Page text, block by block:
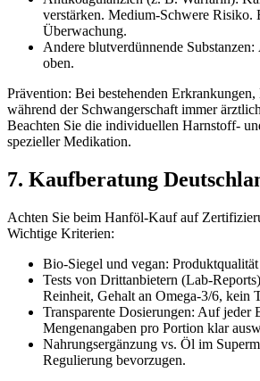
verstärken. Medium-Schwere
Überwachung.
Andere blutverdünnende
oben.
Prävention: Bei bestehenden
während der Schwangerschaft immer
Beachten Sie die individuellen Harnstoff-
spezieller Medikation.
7. Kaufberatung
Achten Sie beim Hanföl-Kauf auf
Wichtige Kriterien:
Bio-Siegel und vegan:
Tests von Drittanbietern (Lab-
Reinheit, Gehalt an Omega-3/6, kein
Transparente Dosierungen: Auf jeder
Mengenangaben pro Portion klar
Nahrungsergänzung vs. Öl im
Regulierung bevorzugen.